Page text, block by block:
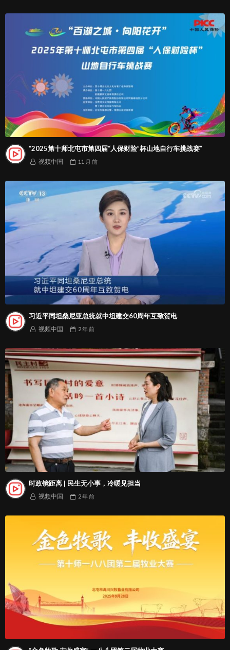
“2025第十师北屯市第四届“人保财险”杯山地自行车挑战赛”
视频中国 11 月 前
习近平同坦桑尼亚总统就中坦建交60周年互致贺电
视频中国 2 年前
时政镜距离 | 民生无小事，冷暖见担当
视频中国 2 年前